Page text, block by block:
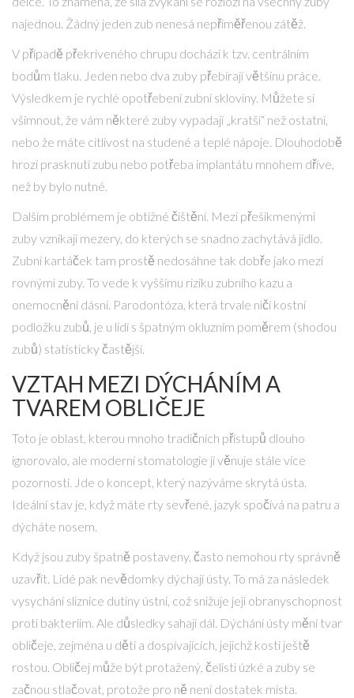
najednou. Žádný jeden zub nenesá nepřiměřenou zátěž.
V případě překriveného chrupu dochází k tzv. centrálním
bodům tlaku. Jeden nebo dva zuby přebírají většinu práce.
Výsledkem je rychlé opotřebení zubní skloviny. Můžete si
všimnout, že vám některé zuby vypadají „kratší“ než ostatní,
nebo že máte citlivost na studené a teplé nápoje. Dlouhodobě
hrozí prasknutí zubu nebo potřeba implantátu mnohem dříve,
než by bylo nutné.
Dalším problémem je obtížné čištění. Mezi přešikmenými
zuby vznikají mezery, do kterých se snadno zachytává jídlo.
Zubní kartáček tam prostě nedosáhne tak dobře jako mezi
rovnými zuby. To vede k vyššímu riziku zubního kazu a
onemocnění dásní. Parodontóza, která trvale ničí kostní
podložku zubů, je u lidí s špatným okluzním poměrem (shodou
zubů) statisticky častější.
VZTAH MEZI DÝCHÁNÍM A
TVAREM OBLIČEJE
Toto je oblast, kterou mnoho tradičních přístupů dlouho
ignorovalo, ale moderní stomatologie jí věnuje stále více
pozornosti. Jde o koncept, který nazýváme skrytá ústa.
Ideální stav je, když máte rty sevřené, jazyk spočívá na patru a
dýcháte nosem.
Když jsou zuby špatně postaveny, často nemohou rty správně
uzavřít. Lidé pak nevědomky dýchají ústy. To má za následek
vysychání sliznice dutiny ústní, což snižuje její obranyschopnost
proti bakteriím. Ale důsledky sahají dál. Dýchání ústy mění tvar
obličeje, zejména u dětí a dospívajících, jejichž kosti ještě
rostou. Obličej může být protažený, čelisti úzké a zuby se
začnou stlačovat, protože pro ně není dostatek místa.